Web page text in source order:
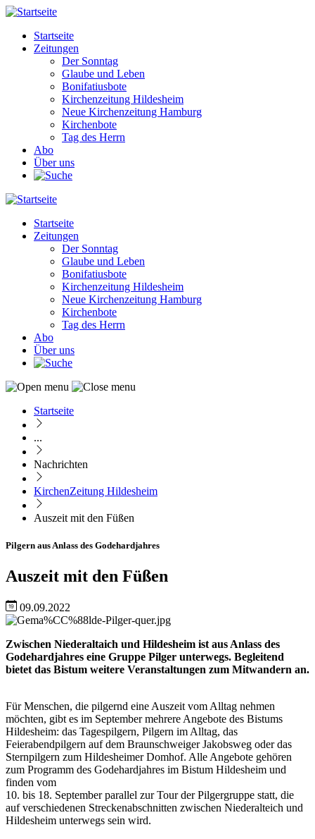
Direkt
Inhalt
Main
navigation
Startseite
Zeitungen
Der Sonntag
Glaube und Leben
Bonifatiusbote
Kirchenzeitung Hildesheim
Neue Kirchenzeitung Hamburg
Kirchenbote
Tag des Herrn
Abo
Über uns
Main
navigation
Startseite
Zeitungen
Der Sonntag
Glaube und Leben
Bonifatiusbote
Kirchenzeitung Hildesheim
Neue Kirchenzeitung Hamburg
Kirchenbote
Tag des Herrn
Abo
Über uns
Pfadnavigation
Startseite
...
Nachrichten
KirchenZeitung Hildesheim
Auszeit mit den Füßen
Pilgern aus Anlass des Godehardjahres
Auszeit mit den Füßen
09.09.2022
Image
Zwischen Niederaltaich und Hildesheim ist aus Anlass des
Godehardjahres eine Gruppe Pilger unterwegs. Begleitend
bietet das Bistum weitere Veranstaltungen zum Mitwandern an.
Für Menschen, die pilgernd eine Auszeit vom Alltag nehmen
möchten, gibt es im September mehrere Angebote des Bistums
Hildesheim: das Tagespilgern, Pilgern im Alltag, das
Feierabendpilgern auf dem Braunschweiger Jakobsweg oder das
Sternpilgern zum Hildesheimer Domhof. Alle Angebote gehören
zum Programm des Godehardjahres im Bistum Hildesheim und
finden vom
10. bis 18. September parallel zur Tour der Pilgergruppe statt, die
auf verschiedenen Streckenabschnitten zwischen Niederalteich und
Hildesheim unterwegs sein wird.